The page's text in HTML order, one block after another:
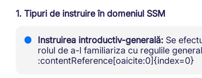
1. Tipuri de instruire în domeniul SSM
Instruirea introductiv-generală: Se
rolul de a-l familiariza cu regulile
:contentReference[oaicite:0]{index=0}